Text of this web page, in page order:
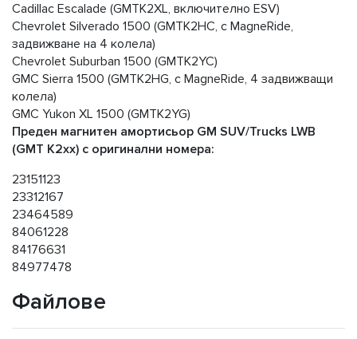
Cadillac Escalade (GMTK2XL, включително ESV)
Chevrolet Silverado 1500 (GMTK2HC, с MagneRide,
задвижване на 4 колела)
Chevrolet Suburban 1500 (GMTK2YC)
GMC Sierra 1500 (GMTK2HG, с MagneRide, 4 задвижващи
колела)
GMC Yukon XL 1500 (GMTK2YG)
Преден магнитен амортисьор GM SUV/Trucks LWB
(GMT K2xx) с оригинални номера:
23151123
23312167
23464589
84061228
84176631
84977478
Файлове